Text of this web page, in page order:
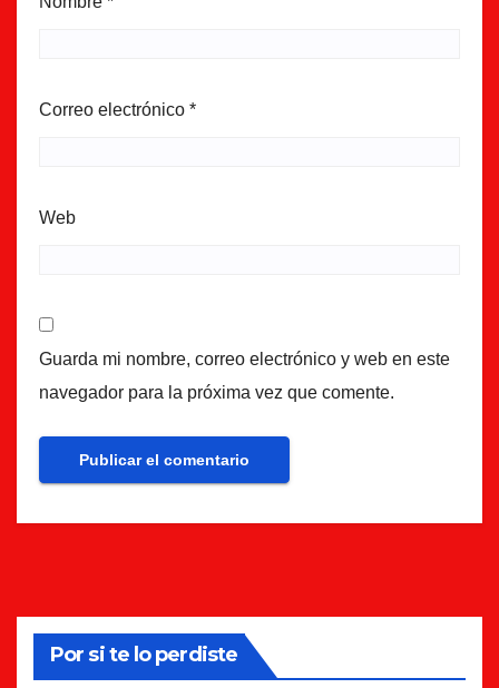
Correo electrónico *
Web
Guarda mi nombre, correo electrónico y web en este
navegador para la próxima vez que comente.
Por si te lo perdiste